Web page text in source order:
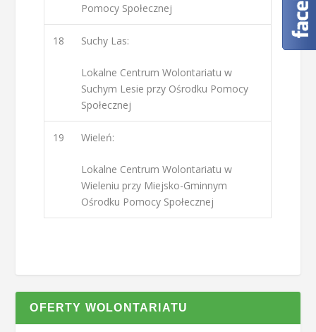
Pomocy Społecznej
18 Suchy Las:
Lokalne Centrum Wolontariatu w
Suchym Lesie przy Ośrodku Pomocy
Społecznej
19 Wieleń:
Lokalne Centrum Wolontariatu w
Wieleniu przy Miejsko-Gminnym
Ośrodku Pomocy Społecznej
OFERTY WOLONTARIATU